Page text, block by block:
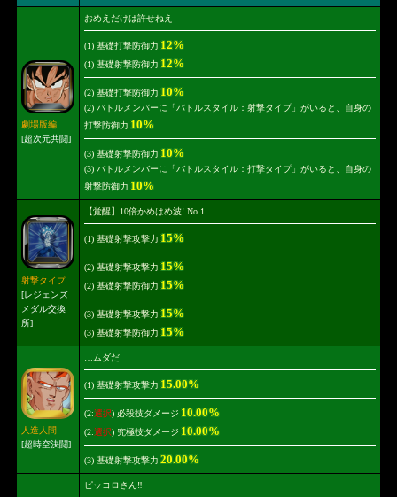
劇場版編
[超次元共闘]
おめえだけは許せねえ
(1) 基礎打撃防御力 12%
(1) 基礎射撃防御力 12%
(2) 基礎打撃防御力 10%
(2) バトルメンバーに「バトルスタイル：射撃タイプ」がいると、自身の
打撃防御力 10%
(3) 基礎射撃防御力 10%
(3) バトルメンバーに「バトルスタイル：打撃タイプ」がいると、自身の
射撃防御力 10%
射撃タイプ
[レジェンズ
メダル交換
所]
【覚醒】10倍かめはめ波! No.1
(1) 基礎射撃攻撃力 15%
(2) 基礎射撃攻撃力 15%
(2) 基礎射撃防御力 15%
(3) 基礎射撃攻撃力 15%
(3) 基礎射撃防御力 15%
人造人間
[超時空決闘]
…ムダだ
(1) 基礎射撃攻撃力 15.00%
(2:選択) 必殺技ダメージ 10.00%
(2:選択) 究極技ダメージ 10.00%
(3) 基礎射撃攻撃力 20.00%
ピッコロさん‼